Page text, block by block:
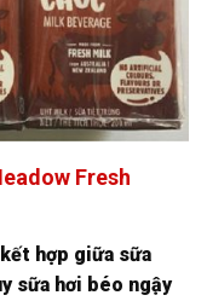
Fresh
hợp giữa sữa
sữa hơi béo ngậy